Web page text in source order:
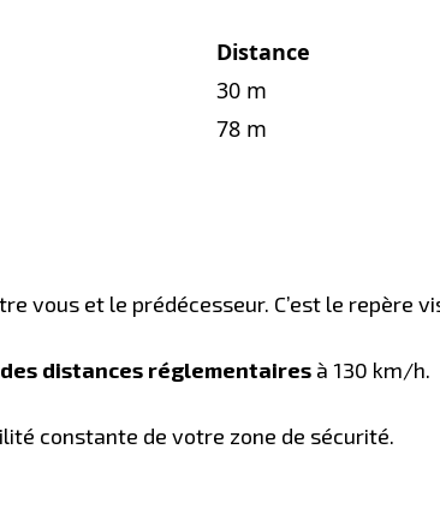
Distance
30 m
78 m
vous et le prédécesseur. C’est le repère
distances réglementaires à 130 km/h.
constante de votre zone de sécurité.